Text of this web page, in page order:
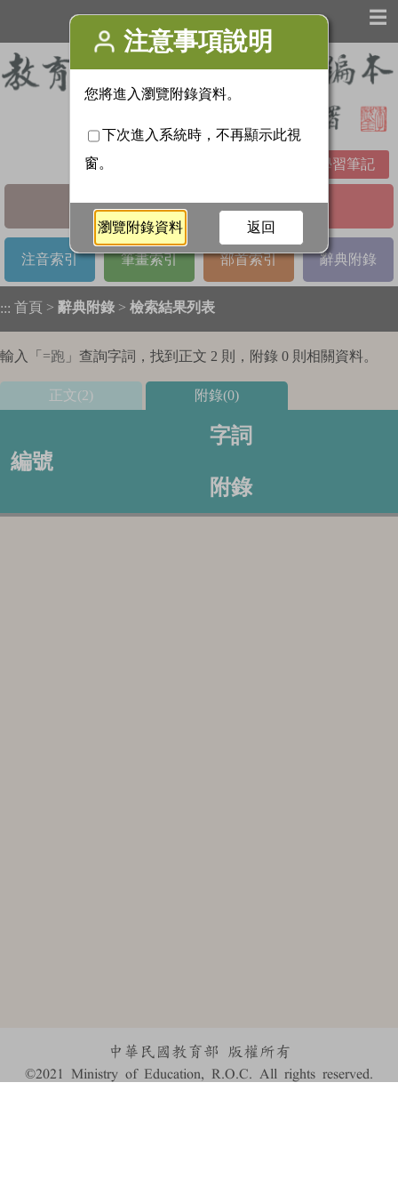
☰
學習筆記
基本檢索 進階檢索
注音索引 筆畫索引 部首索引 辭典附錄
::: 首頁 > 辭典附錄 > 檢索結果列表
輸入「 =跑 」查詢字詞，找到正文 2 則，附錄 0 則相關資料。
正文(2) 附錄(0)
編號
字詞
附錄
中華民國教育部 版權所有
©2021 Ministry of Education, R.O.C. All rights reserved.